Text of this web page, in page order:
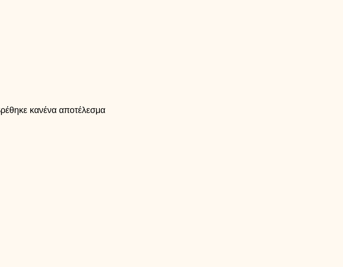
κανένα αποτέλεσμα